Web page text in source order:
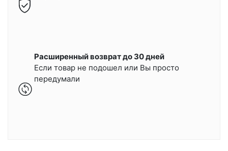
Расширенный возврат до 30 дней
Если товар не подошел или Вы просто
передумали